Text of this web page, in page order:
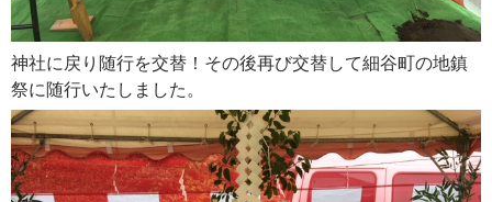
神社に戻り随行を交替！その後再び交替して細谷町の地鎮
祭に随行いたしました。